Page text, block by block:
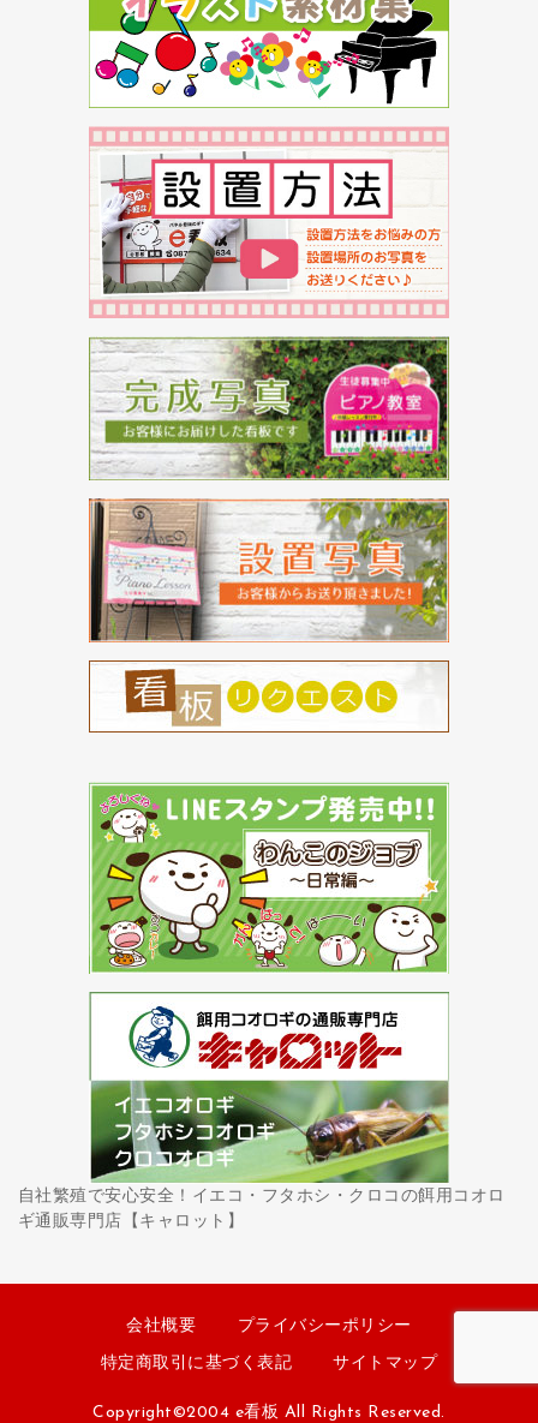
自社繁殖で安心安全！イエコ・フタホシ・クロコの餌用コオロ
ギ通販専門店【キャロット】
会社概要 プライバシーポリシー
特定商取引に基づく表記 サイトマップ
Copyright©2004 e看板 All Rights Reserved.